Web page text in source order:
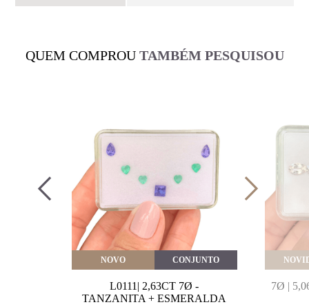
QUEM COMPROU TAMBÉM PESQUISOU
NOVO CONJUNTO
L0111| 2,63CT 7Ø -
TANZANITA + ESMERALDA
7Ø |